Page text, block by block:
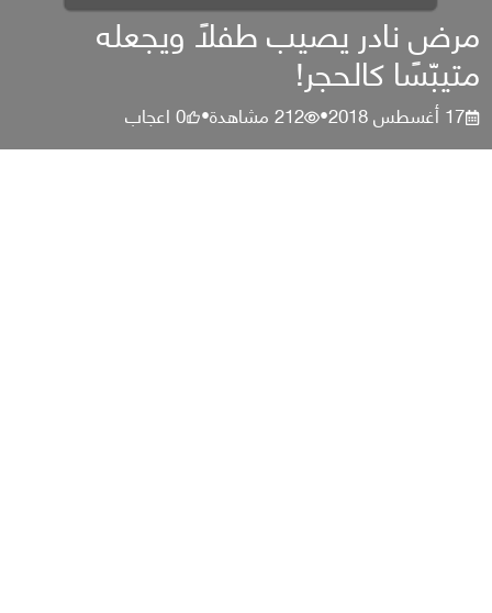
مرض نادر يصيب طفلًا ويجعله
متيبّسًا كالحجر!
17 أغسطس 2018 •
212مشاهدة•
0اعجاب